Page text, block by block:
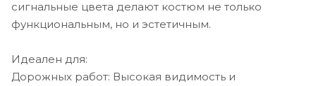
сигнальные цвета делают костюм не только
функциональным, но и эстетичным.
Идеален для:
Дорожных работ: Высокая видимость и